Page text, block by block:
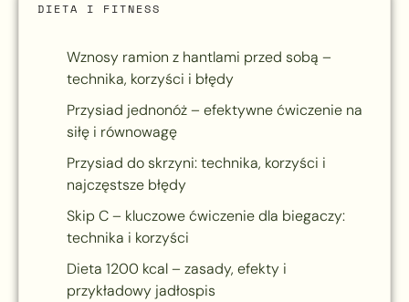
DIETA I FITNESS
Wznosy ramion z hantlami przed sobą –
technika, korzyści i błędy
Przysiad jednonóż – efektywne ćwiczenie na
siłę i równowagę
Przysiad do skrzyni: technika, korzyści i
najczęstsze błędy
Skip C – kluczowe ćwiczenie dla biegaczy:
technika i korzyści
Dieta 1200 kcal – zasady, efekty i
przykładowy jadłospis